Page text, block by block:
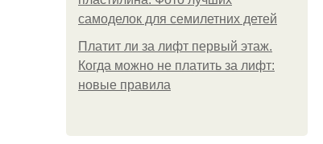
самоделок для семилетних детей
Платит ли за лифт первый этаж.
Когда можно не платить за лифт:
новые правила